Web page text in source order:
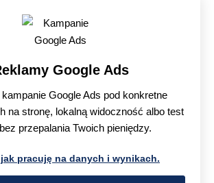
Google Ads
Google Ads pod konkretne
na stronę, lokalną widoczność albo test
przepalania Twoich pieniędzy.
pracuję na danych i wynikach.